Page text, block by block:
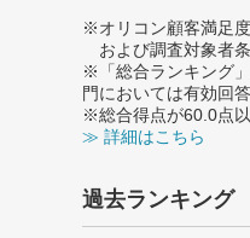
※オリコン顧客満足
および調査対象者条
※「総合ランキング
門においては有効回
※総合得点が60.0点
≫ 詳細はこちら
過去ランキング